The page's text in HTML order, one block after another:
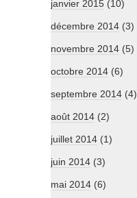
janvier 2015 (10)
décembre 2014 (3)
novembre 2014 (5)
octobre 2014 (6)
septembre 2014 (4)
août 2014 (2)
juillet 2014 (1)
juin 2014 (3)
mai 2014 (6)